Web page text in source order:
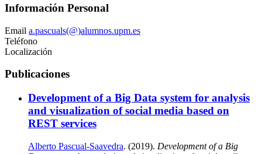
Información Personal
Email a.pascuals(@)alumnos.upm.es
Teléfono
Localización
Publicaciones
Development of a Big Data system for analysis
and visualization of social media based on
REST services
Alberto Pascual-Saavedra. (2019). Development of a Big